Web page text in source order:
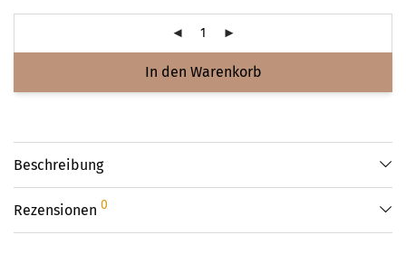
In den Warenkorb
Beschreibung
Rezensionen 0